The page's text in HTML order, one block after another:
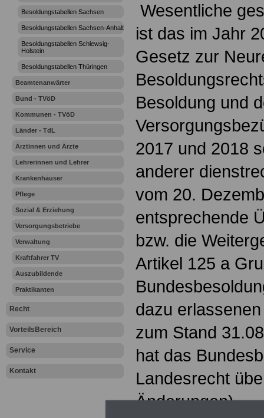
Besoldungstabellen Sachsen
Besoldungstabellen Sachsen-Anhalt
Besoldungstabellen Schlewsig-
Holstein
Besoldungstabellen Thüringen
Beamtenanwärter
Bund - TVöD
Kommunen - TVöD
Länder - TdL
Ärztinnen und Ärzte
Lehrerinnen und Lehrer
Krankenhäuser
Pflege
Sozial & Erziehung
Versorgungsbetriebe
Verwaltung
Kraftfahrer TV
Auszubildende
Praktikanten
Recht
VorteilsBereich
Service
Kontakt
Wesentliche
ist das im Jahr
Gesetz zur
Besoldung und
2017 und 2018
anderer
vom 20.
entsprechende
bzw. die
Artikel 125 a
dazu
zum Stand
hat das
Landesrecht
Änderungen).